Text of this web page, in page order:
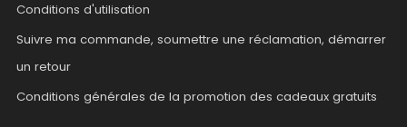
Conditions d'utilisation
Suivre ma commande, soumettre une réclamation, démarrer
un retour
Conditions générales de la promotion des cadeaux gratuits